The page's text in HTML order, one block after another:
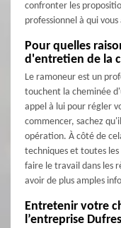
confronter les
professionnel à qui
Pour quelles
d'entretien de la
Le ramoneur est un
touchent la cheminée
appel à lui pour régler
commencer, sachez
opération. À côté de
techniques et toutes
faire le travail dans les
avoir de plus amples
Entretenir votre
l’entreprise